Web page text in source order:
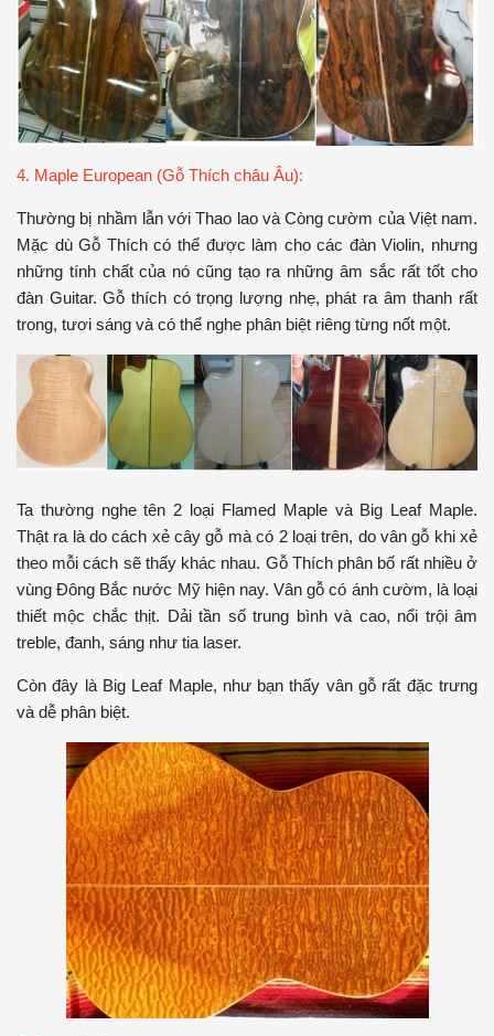
4. Maple European (Gỗ Thích châu Âu):
Thường bị nhầm lẫn với Thao lao và Còng cườm của Việt nam.
Mặc dù Gỗ Thích có thể được làm cho các đàn Violin, nhưng
những tính chất của nó cũng tạo ra những âm sắc rất tốt cho
đàn Guitar. Gỗ thích có trọng lượng nhẹ, phát ra âm thanh rất
trong, tươi sáng và có thể nghe phân biệt riêng từng nốt một.
Ta thường nghe tên 2 loại Flamed Maple và Big Leaf Maple.
Thật ra là do cách xẻ cây gỗ mà có 2 loại trên, do vân gỗ khi xẻ
theo mỗi cách sẽ thấy khác nhau. Gỗ Thích phân bố rất nhiều ở
vùng Đông Bắc nước Mỹ hiện nay. Vân gỗ có ánh cườm, là loại
thiết mộc chắc thịt. Dải tần số trung bình và cao, nổi trội âm
treble, đanh, sáng như tia laser.
Còn đây là Big Leaf Maple, như bạn thấy vân gỗ rất đặc trưng
và dễ phân biệt.